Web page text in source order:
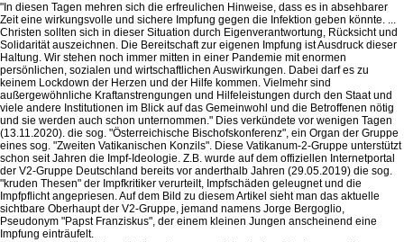
"In diesen Tagen mehren sich die erfreulichen Hinweise, dass es in absehbarer
Zeit eine wirkungsvolle und sichere Impfung gegen die Infektion geben könnte. ...
Christen sollten sich in dieser Situation durch Eigenverantwortung, Rücksicht und
Solidarität auszeichnen. Die Bereitschaft zur eigenen Impfung ist Ausdruck dieser
Haltung. Wir stehen noch immer mitten in einer Pandemie mit enormen
persönlichen, sozialen und wirtschaftlichen Auswirkungen. Dabei darf es zu
keinem Lockdown der Herzen und der Hilfe kommen. Vielmehr sind
außergewöhnliche Kraftanstrengungen und Hilfeleistungen durch den Staat und
viele andere Institutionen im Blick auf das Gemeinwohl und die Betroffenen nötig
und sie werden auch schon unternommen." Dies verkündete vor wenigen Tagen
(13.11.2020). die sog. "Österreichische Bischofskonferenz", ein Organ der Gruppe
eines sog. "Zweiten Vatikanischen Konzils". Diese Vatikanum-2-Gruppe unterstützt
schon seit Jahren die Impf-Ideologie. Z.B. wurde auf dem offiziellen Internetportal
der V2-Gruppe Deutschland bereits vor anderthalb Jahren (29.05.2019) die sog.
"kruden Thesen" der Impfkritiker verurteilt, Impfschäden geleugnet und die
Impfpflicht angepriesen. Auf dem Bild zu diesem Artikel sieht man das aktuelle
sichtbare Oberhaupt der V2-Gruppe, jemand namens Jorge Bergoglio,
Pseudonym "Papst Franziskus", der einem kleinen Jungen anscheinend eine
Impfung einträufelt.